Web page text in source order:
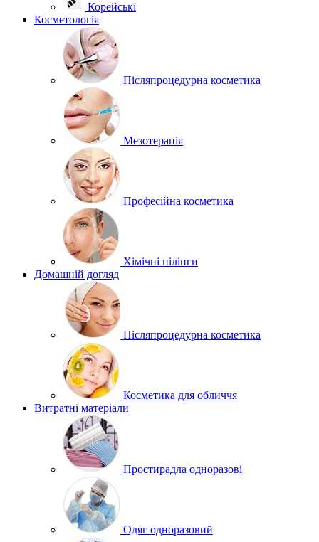
Корейські
Косметологія
Післяпроцедурна косметика
Мезотерапія
Професійна косметика
Хімічні пілінги
Домашній догляд
Післяпроцедурна косметика
Косметика для обличчя
Витратні матеріали
Простирадла одноразові
Одяг одноразовий